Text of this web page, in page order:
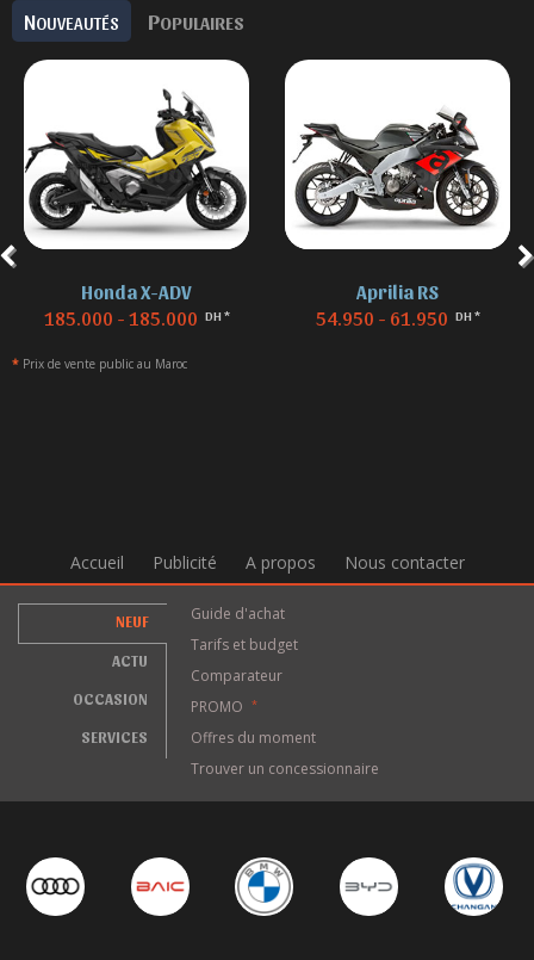
NOUVEAUTÉS POPULAIRES
Honda X-ADV
185.000 - 185.000 DH *
Aprilia RS
54.950 - 61.950 DH *
* Prix de vente public au Maroc
Accueil Publicité A propos Nous contacter
NEUF
ACTU
OCCASION
SERVICES
Guide d'achat
Tarifs et budget
Comparateur
PROMO
*
Offres du moment
Trouver un concessionnaire